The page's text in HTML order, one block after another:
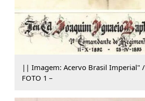
|| Imagem: Acervo Brasil Imperial" /
FOTO 1 –